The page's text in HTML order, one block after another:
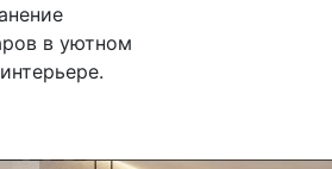
в уютном